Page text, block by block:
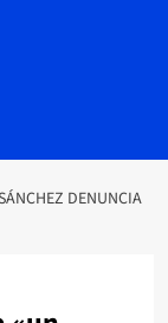
DENUNCIA